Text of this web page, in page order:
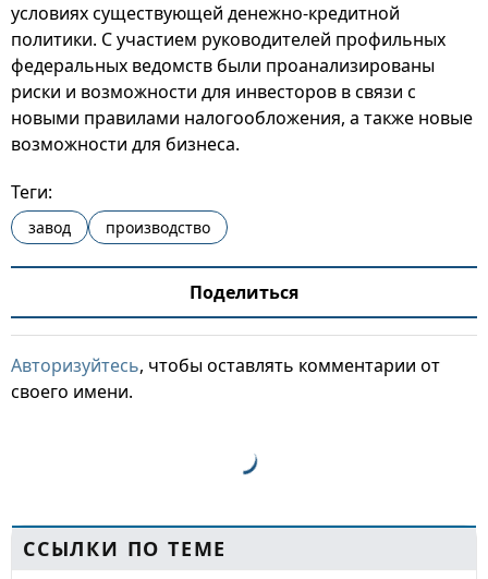
условиях существующей денежно-кредитной
политики. С участием руководителей профильных
федеральных ведомств были проанализированы
риски и возможности для инвесторов в связи с
новыми правилами налогообложения, а также новые
возможности для бизнеса.
Теги:
завод производство
Поделиться
Авторизуйтесь, чтобы оставлять комментарии от
своего имени.
ССЫЛКИ ПО ТЕМЕ